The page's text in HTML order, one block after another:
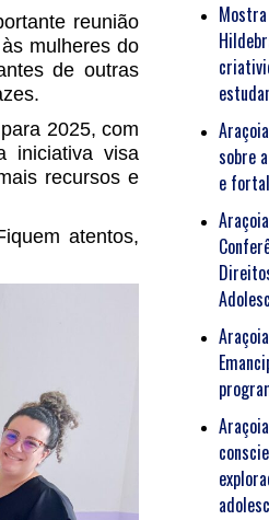
reunião
mulheres do
de outras
2025, com
iniciativa visa
recursos e
atentos,
sobre
e